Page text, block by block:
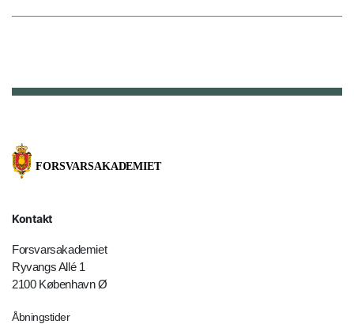
Kontakt
Forsvarsakademiet
Ryvangs Allé 1
2100 København Ø
Åbningstider